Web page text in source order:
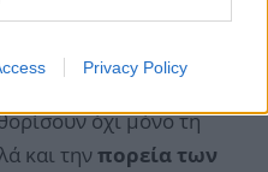
Privacy Policy
στάσιμες και τον
χειμώνα, οι
όχι μόνο τη
και τηνπορεία των